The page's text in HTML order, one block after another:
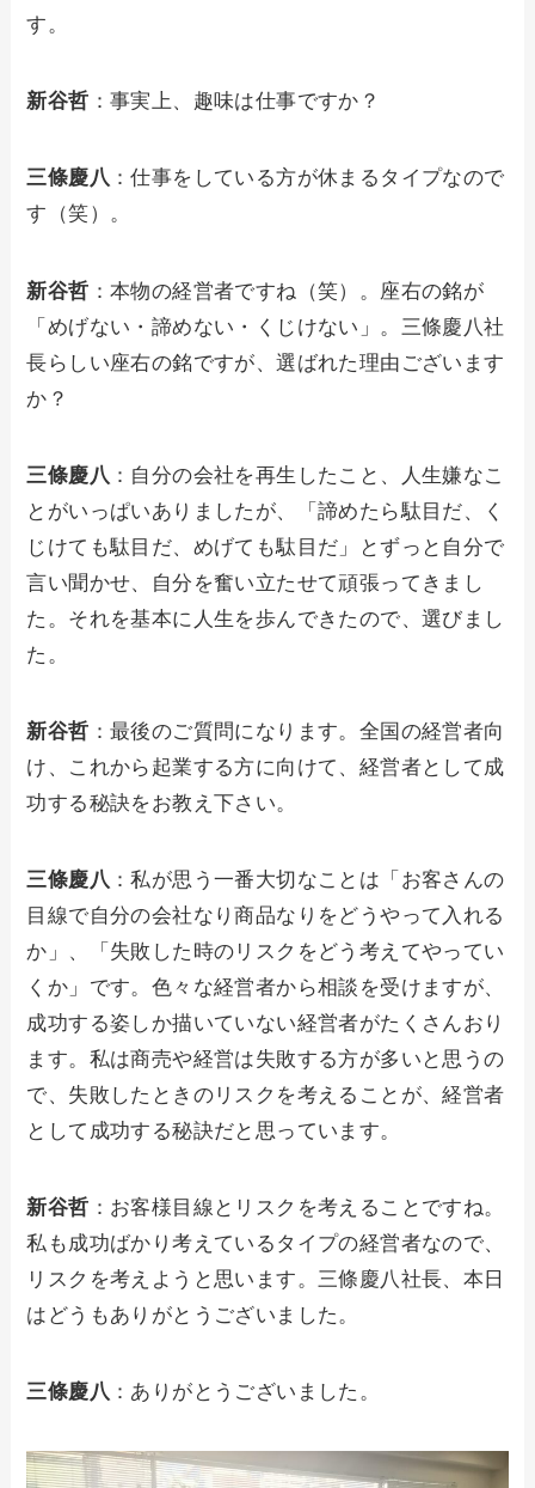
す。
新谷哲 ：事実上、趣味は仕事ですか？
三條慶八 ：仕事をしている方が休まるタイプなので
す（笑）。
新谷哲 ：本物の経営者ですね（笑）。座右の銘が
「めげない・諦めない・くじけない」。三條慶八社
長らしい座右の銘ですが、選ばれた理由ございます
か？
三條慶八 ：自分の会社を再生したこと、人生嫌なこ
とがいっぱいありましたが、「諦めたら駄目だ、く
じけても駄目だ、めげても駄目だ」とずっと自分で
言い聞かせ、自分を奮い立たせて頑張ってきまし
た。それを基本に人生を歩んできたので、選びまし
た。
新谷哲 ：最後のご質問になります。全国の経営者向
け、これから起業する方に向けて、経営者として成
功する秘訣をお教え下さい。
三條慶八 ：私が思う一番大切なことは「お客さんの
目線で自分の会社なり商品なりをどうやって入れる
か」、「失敗した時のリスクをどう考えてやってい
くか」です。色々な経営者から相談を受けますが、
成功する姿しか描いていない経営者がたくさんおり
ます。私は商売や経営は失敗する方が多いと思うの
で、失敗したときのリスクを考えることが、経営者
として成功する秘訣だと思っています。
新谷哲 ：お客様目線とリスクを考えることですね。
私も成功ばかり考えているタイプの経営者なので、
リスクを考えようと思います。三條慶八社長、本日
はどうもありがとうございました。
三條慶八 ：ありがとうございました。